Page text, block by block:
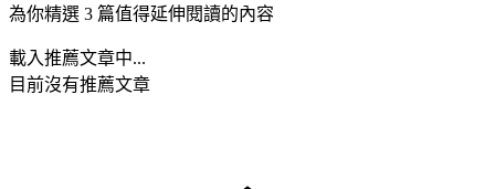
為你精選 3 篇值得延伸閱讀的內容
載入推薦文章中...
目前沒有推薦文章